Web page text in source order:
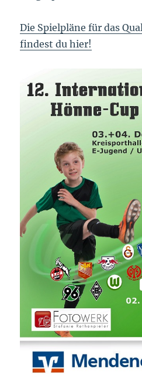
Die Spielpläne für das
findest du hier!